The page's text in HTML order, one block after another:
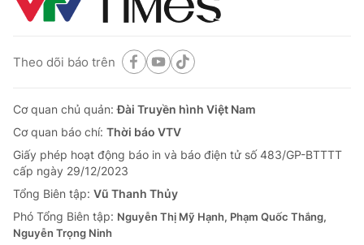
Hậu trường
Giải sao mai
Điện ảnh
Âm nhạc
Du lịch
Làm đẹp
Chất lượng cuộc sống
Tuyển sinh
Học trực tuyến
Công nghệ
Hitech Công nghệ tương lai
Sản phẩm
Thị trường
Giao lưu trực tuyến
Lịch phát sóng
Theo dõi báo trên
Cơ quan chủ quản:Đài Truyền hình Việt Nam
Cơ quan báo chí: Thời báo VTV
Giấy phép hoạt động báo in và báo điện tử số 483/GP-BTTTT
cấp ngày 29/12/2023
Tổng Biên tập: Vũ Thanh Thủy
Phó Tổng Biên tập: Nguyễn Thị Mỹ Hạnh, Phạm Quốc Thắng,
Nguyễn Trọng Ninh